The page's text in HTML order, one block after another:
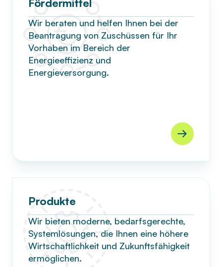
Fördermittel
Wir beraten und helfen Ihnen bei der
Beantragung von Zuschüssen für Ihr
Vorhaben im Bereich der
Energieeffizienz und
Energieversorgung.
Produkte
Wir bieten moderne, bedarfsgerechte,
Systemlösungen, die Ihnen eine höhere
Wirtschaftlichkeit und Zukunftsfähigkeit
ermöglichen.